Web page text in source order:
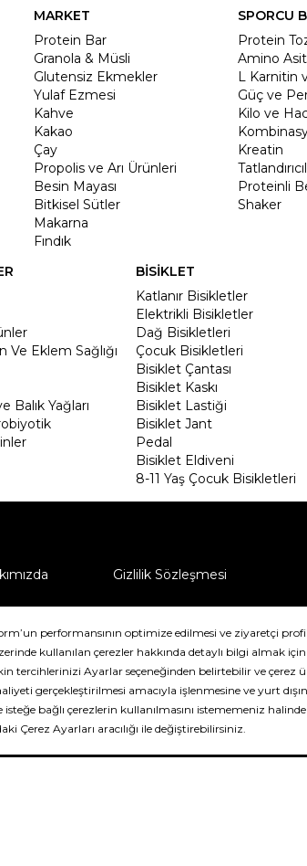
MARKET
Protein Bar
Granola & Müsli
Glutensiz Ekmekler
Yulaf Ezmesi
Kahve
Kakao
Çay
Propolis ve Arı Ürünleri
Besin Mayası
Bitkisel Sütler
Makarna
Fındık
SPORCU
Protein
Amino
L Karnitin
Güç ve
Kilo ve
Kreatin
Proteinli
Shaker
Ve Eklem Sağlığı
Balık Yağları
BİSİKLET
Katlanır Bisikletler
Elektrikli Bisikletler
Dağ Bisikletleri
Çocuk Bisikletleri
Bisiklet Çantası
Bisiklet Kaskı
Bisiklet Lastiği
Bisiklet Jant
Pedal
Bisiklet Eldiveni
8-11 Yaş Çocuk Bisikletleri
Gizlilik Sözleşmesi
saklıdır.